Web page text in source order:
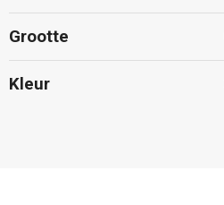
Grootte
Kleur